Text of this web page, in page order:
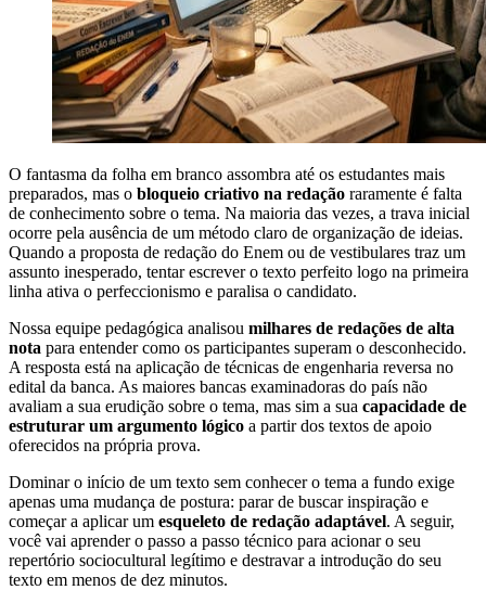
O fantasma da folha em branco assombra até os estudantes mais
preparados, mas o bloqueio criativo na redação raramente é falta
de conhecimento sobre o tema. Na maioria das vezes, a trava inicial
ocorre pela ausência de um método claro de organização de ideias.
Quando a proposta de redação do Enem ou de vestibulares traz um
assunto inesperado, tentar escrever o texto perfeito logo na primeira
linha ativa o perfeccionismo e paralisa o candidato.
Nossa equipe pedagógica analisou milhares de redações de alta
nota para entender como os participantes superam o desconhecido.
A resposta está na aplicação de técnicas de engenharia reversa no
edital da banca. As maiores bancas examinadoras do país não
avaliam a sua erudição sobre o tema, mas sim a sua capacidade de
estruturar um argumento lógico a partir dos textos de apoio
oferecidos na própria prova.
Dominar o início de um texto sem conhecer o tema a fundo exige
apenas uma mudança de postura: parar de buscar inspiração e
começar a aplicar um esqueleto de redação adaptável. A seguir,
você vai aprender o passo a passo técnico para acionar o seu
repertório sociocultural legítimo e destravar a introdução do seu
texto em menos de dez minutos.